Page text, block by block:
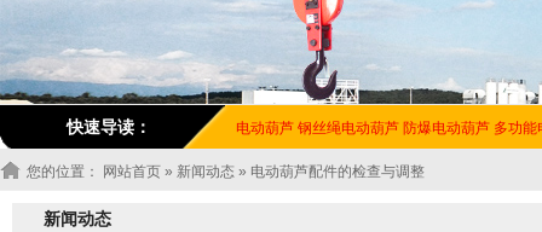
快速导读： 电动葫芦 钢丝绳电动葫芦 防爆电动葫芦 多功能
您的位置： 网站首页 » 新闻动态 » 电动葫芦配件的检查与调整
新闻动态